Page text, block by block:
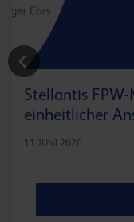
Stellantis
einheitlicher
11 JUNI 2026